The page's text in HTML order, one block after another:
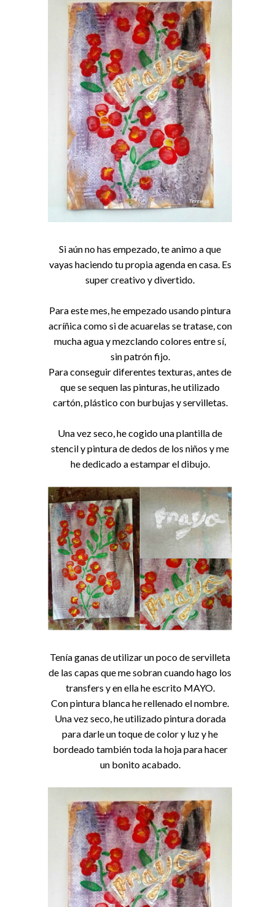
Si aún no has empezado, te animo a que
vayas haciendo tu propia agenda en casa. Es
super creativo y divertido.
Para este mes, he empezado usando pintura
acríñica como si de acuarelas se tratase, con
mucha agua y mezclando colores entre sí,
sin patrón fijo.
Para conseguir diferentes texturas, antes de
que se sequen las pinturas, he utilizado
cartón, plástico con burbujas y servilletas.
Una vez seco, he cogido una plantilla de
stencil y pintura de dedos de los niños y me
he dedicado a estampar el dibujo.
Tenía ganas de utilizar un poco de servilleta
de las capas que me sobran cuando hago los
transfers y en ella he escrito MAYO.
Con pintura blanca he rellenado el nombre.
Una vez seco, he utilizado pintura dorada
para darle un toque de color y luz y he
bordeado también toda la hoja para hacer
un bonito acabado.